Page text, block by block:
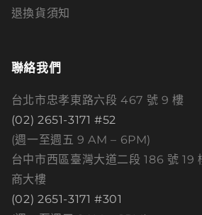
退換貨須知
聯絡我們
台北市忠孝東路六段 467 號 9 樓
(02) 2651-3171 #52
(週一至週五 9 AM – 6PM)
台中市西區臺灣大道二段 186 號 19
商大樓
(02) 2651-3171 #301